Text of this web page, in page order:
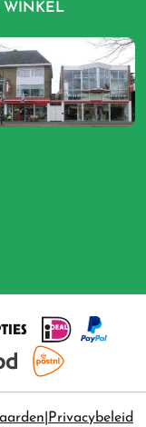
WINKEL
Privacybeleid